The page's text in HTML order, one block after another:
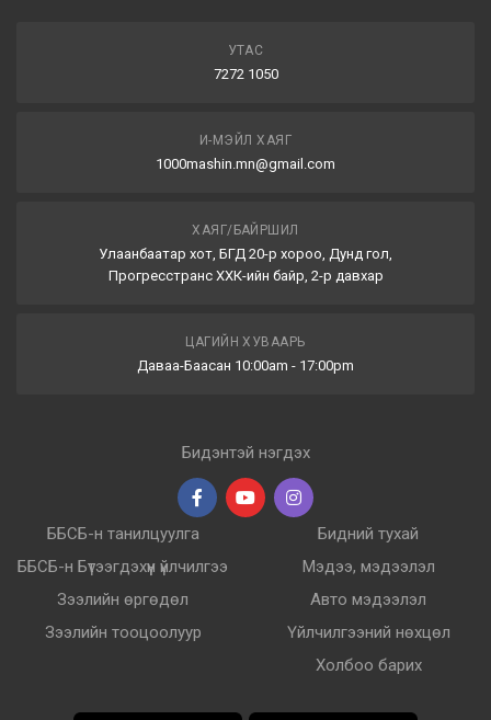
УТАС
7272 1050
И-МЭЙЛ ХАЯГ
1000mashin.mn@gmail.com
ХАЯГ/БАЙРШИЛ
Улаанбаатар хот, БГД 20-р хороо, Дунд гол,
Прогресстранс ХХК-ийн байр, 2-р давхар
ЦАГИЙН ХУВААРЬ
Даваа-Баасан 10:00am - 17:00pm
Бидэнтэй нэгдэх
ББСБ-н танилцуулга
ББСБ-н Бүтээгдэхүүн үйлчилгээ
Зээлийн өргөдөл
Зээлийн тооцоолуур
Бидний тухай
Мэдээ, мэдээлэл
Авто мэдээлэл
Үйлчилгээний нөхцөл
Холбоо барих